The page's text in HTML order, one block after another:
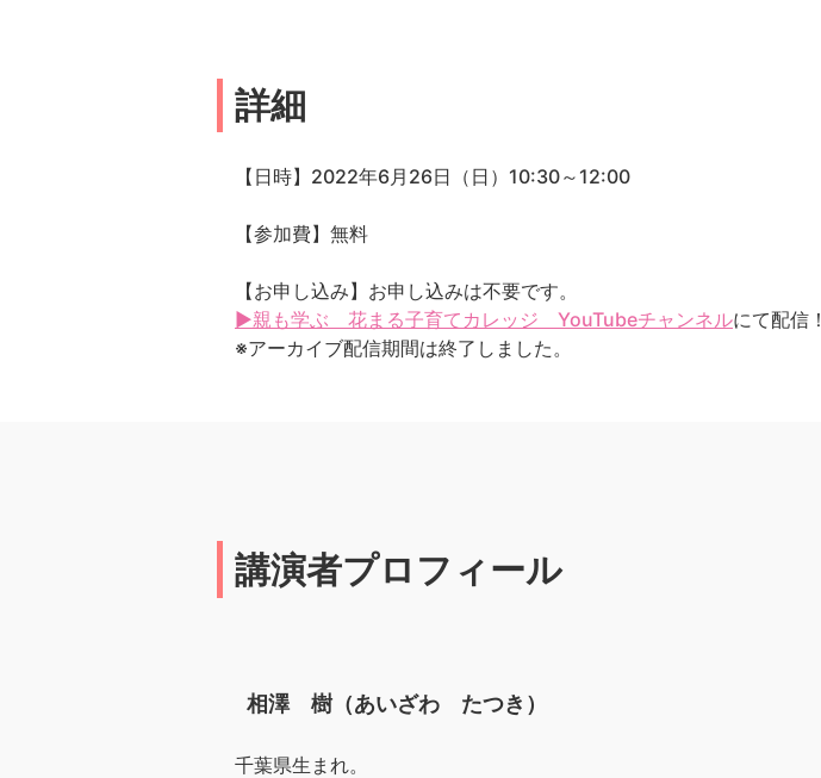
詳細
【日時】2022年6月26日（日）10:30～12:00
【参加費】無料
【お申し込み】お申し込みは不要です。
▶親も学ぶ 花まる子育てカレッジ YouTubeチャンネルにて配信！
※アーカイブ配信期間は終了しました。
講演者プロフィール
相澤 樹（あいざわ たつき）
千葉県生まれ。